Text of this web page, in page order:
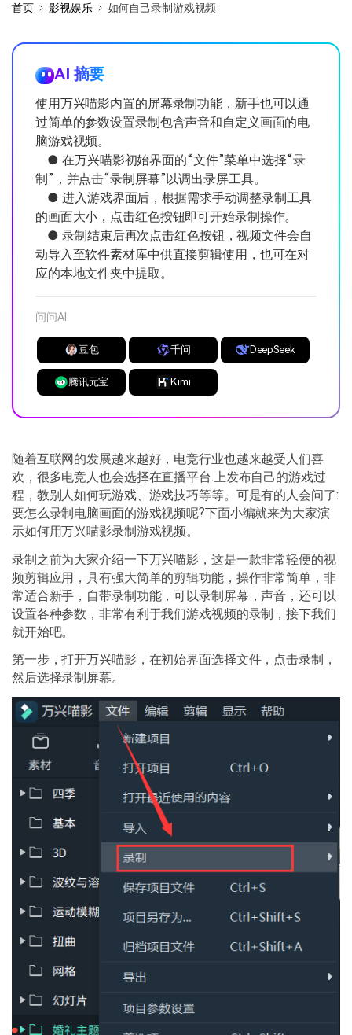
首页 影视娱乐 如何自己录制游戏视频
AI 摘要
使用万兴喵影内置的屏幕录制功能，新手也可以通
过简单的参数设置录制包含声音和自定义画面的电
脑游戏视频。
● 在万兴喵影初始界面的“文件”菜单中选择“录
制”，并点击“录制屏幕”以调出录屏工具。
● 进入游戏界面后，根据需求手动调整录制工具
的画面大小，点击红色按钮即可开始录制操作。
● 录制结束后再次点击红色按钮，视频文件会自
动导入至软件素材库中供直接剪辑使用，也可在对
应的本地文件夹中提取。
问问AI
豆包 千问 DeepSeek
腾讯元宝 Kimi
随着互联网的发展越来越好，电竞行业也越来越受人们喜
欢，很多电竞人也会选择在直播平台.上发布自己的游戏过
程，教别人如何玩游戏、游戏技巧等等。可是有的人会问了:
要怎么录制电脑画面的游戏视频呢?下面小编就来为大家演
示如何用万兴喵影录制游戏视频。
录制之前为大家介绍一下万兴喵影，这是一款非常轻便的视
频剪辑应用，具有强大简单的剪辑功能，操作非常简单，非
常适合新手，自带录制功能，可以录制屏幕，声音，还可以
设置各种参数，非常有利于我们游戏视频的录制，接下我们
就开始吧。
第一步，打开万兴喵影，在初始界面选择文件，点击录制，
然后选择录制屏幕。